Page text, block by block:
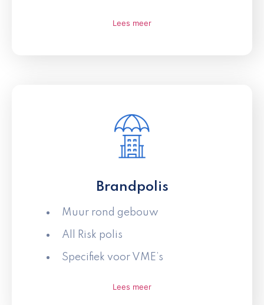
Lees meer
Brandpolis
Muur rond gebouw
All Risk polis
Specifiek voor VME’s
Lees meer